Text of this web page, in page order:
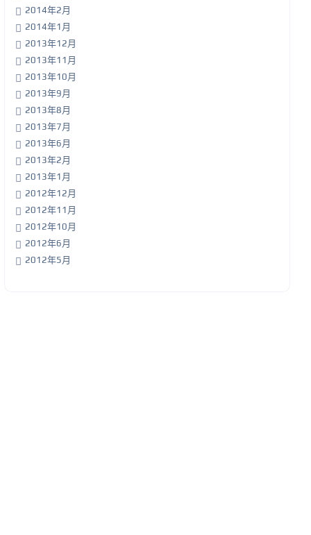
2014年2月
2014年1月
2013年12月
2013年11月
2013年10月
2013年9月
2013年8月
2013年7月
2013年6月
2013年2月
2013年1月
2012年12月
2012年11月
2012年10月
2012年6月
2012年5月